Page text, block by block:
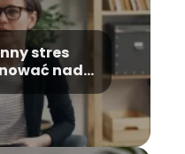
stres
nad
moment,
poprosić o